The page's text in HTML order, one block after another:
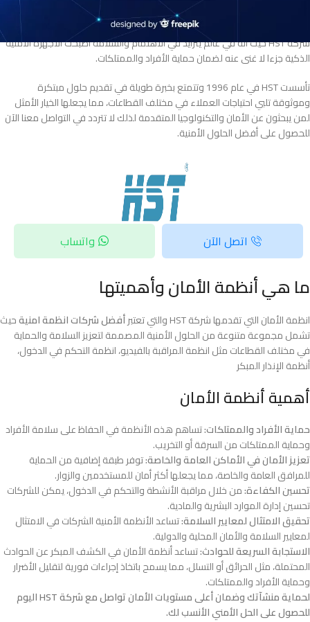
هي تلك التي تقدم حلولا متكاملة ومتطورة مثل
شركة HST حيث أنه في عالم يتزايد في الاهتمام والسلامة أصبحت الأجهزة الأمنية
الذكية جزءا لا غنى عنه لضمان حماية الأفراد والممتلكات.
تأسست HST في عام 1996 وتتمتع بخبرة طويلة في تقديم حلول مبتكرة
وموثوقة تلبي احتياجات العملاء في مختلف القطاعات، مما يجعلها الخيار الأمثل
لمن يبحثون عن الأمان والتكنولوجيا المتقدمة لذلك لا تتردد في التواصل معنا الآن
للحصول على أفضل الحلول الأمنية.
اتصل الآن واتساب
ما هي أنظمة الأمان وأهميتها
انظمة الأمان التي تقدمها شركة HST والتي تعتبر أفضل شركات انظمة امنيةحيث
تشمل مجموعة متنوعة من الحلول الأمنية المصممة لتعزيز السلامة والحماية
في مختلف القطاعات مثل انظمة المراقبة بالفيديو، انظمة التحكم في الدخول،
أنظمة الإنذار المبكر
أهمية أنظمة الأمان
حماية الأفراد والممتلكات:تساهم هذه الأنظمة في الحفاظ على سلامة الأفراد
وحماية الممتلكات من السرقة أو التخريب.
تعزيز الأمان في الأماكن العامة والخاصة:توفر طبقة إضافية من الحماية
للمرافق العامة والخاصة، مما يجعلها أكثر أمان للمستخدمين والزوار.
تحسين الكفاءة:من خلال مراقبة الأنشطة والتحكم في الدخول، يمكن للشركات
تحسين إدارة الموارد البشرية والمادية.
تحقيق الامتثال لمعايير السلامة:تساعد الأنظمة الأمنية الشركات في الامتثال
لمعايير السلامة والأمان المحلية والدولية.
الاستجابة السريعة للحوادث:تساعد أنظمة الأمان في الكشف المبكر عن الحوادث
المحتملة، مثل الحرائق أو التسلل، مما يسمح باتخاذ إجراءات فورية لتقليل الأضرار
وحماية الأفراد والممتلكات.
لحماية منشآتك وضمان أعلى مستويات الأمان تواصل مع شركة HST اليوم
للحصول على الحل الأمني الأنسب لك.